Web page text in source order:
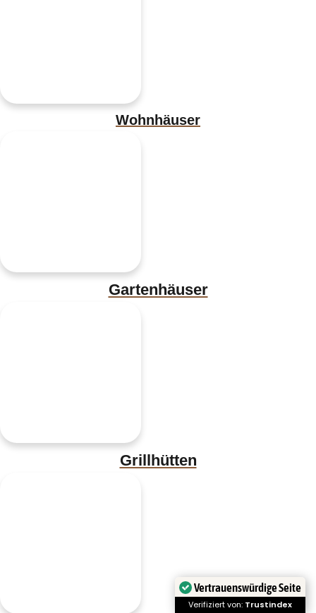
Wohnhäuser
Gartenhäuser
Grillhütten
Vertrauenswürdige Seite
Verifiziert von: Trustindex